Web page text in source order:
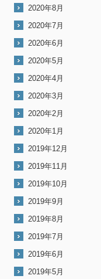
2020年8月
2020年7月
2020年6月
2020年5月
2020年4月
2020年3月
2020年2月
2020年1月
2019年12月
2019年11月
2019年10月
2019年9月
2019年8月
2019年7月
2019年6月
2019年5月